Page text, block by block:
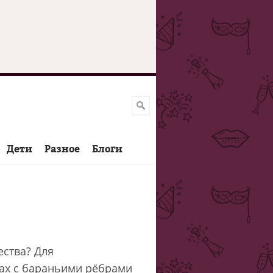
Дети Разное Блоги
Для
с бараньими рёбрами